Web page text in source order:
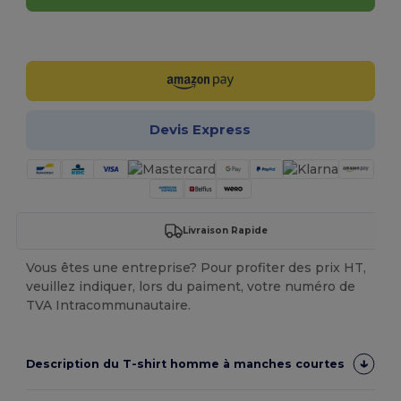
Devis Express
Livraison Rapide
Vous êtes une entreprise? Pour profiter des prix HT,
veuillez indiquer, lors du paiment, votre numéro de
TVA Intracommunautaire.
Description du T-shirt homme à manches courtes